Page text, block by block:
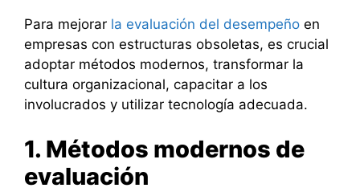
Para mejorar la evaluación del desempeño en
empresas con estructuras obsoletas, es crucial
adoptar métodos modernos, transformar la
cultura organizacional, capacitar a los
involucrados y utilizar tecnología adecuada.
1. Métodos modernos de
evaluación